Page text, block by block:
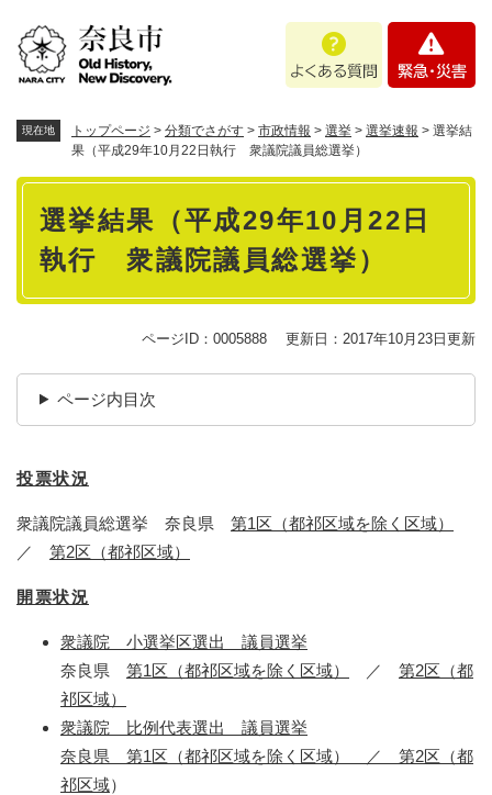
あ
問
・
現在地 トップページ > 分類でさがす > 市政情報 > 選挙 > 選挙速報 > 選挙結
果（平成29年10月22日執行 衆議院議員総選挙）
本
選挙結果（平成29年10月22日
執行 衆議院議員総選挙）
ページID：0005888 更新日：2017年10月23日更新
ページ内目次
投票状況
衆議院議員総選挙 奈良県 第1区（都祁区域を除く区域）
／ 第2区（都祁区域）
開票状況
衆議院 小選挙区選出 議員選挙
奈良県 第1区（都祁区域を除く区域） ／ 第2区（都
祁区域）
衆議院 比例代表選出 議員選挙
奈良県 第1区（都祁区域を除く区域） ／ 第2区（都
祁区域）